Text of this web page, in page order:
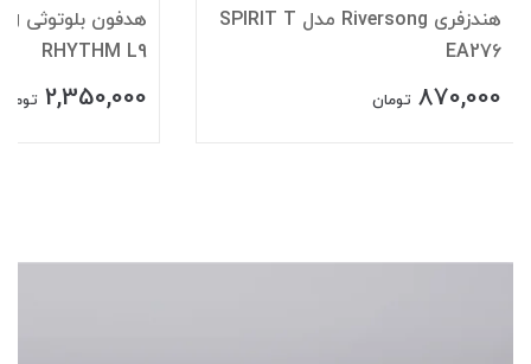
هندزفری Riversong مدل SPIRIT T
EA276
870,000 تومان
RHYTHM L9
2,350,000 تومان